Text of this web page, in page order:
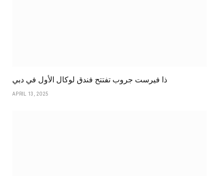
ذا فيرست جروب تفتتح فندق لوكال الأول في دبي
APRIL 13, 2025